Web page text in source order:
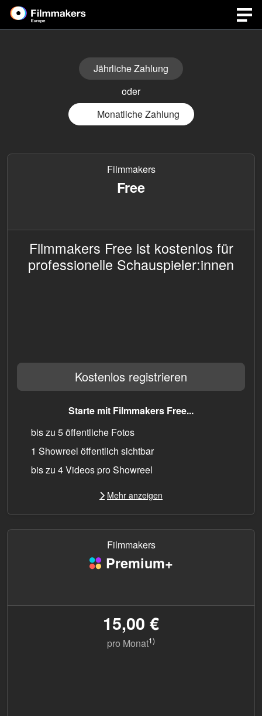
Jährliche Zahlung
oder
Monatliche Zahlung
Filmmakers
Free
Filmmakers Free ist kostenlos für
professionelle Schauspieler:innen
Kostenlos registrieren
Starte mit Filmmakers Free...
bis zu 5 öffentliche Fotos
1 Showreel öffentlich sichtbar
bis zu 4 Videos pro Showreel
Mehr anzeigen
Filmmakers
Premium+
15,00 €
pro Monat1)